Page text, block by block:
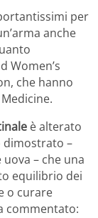
per
anche
Women’s
che hanno
è alterato
dimostrato –
– che una
equilibrio dei
o curare
commentato: